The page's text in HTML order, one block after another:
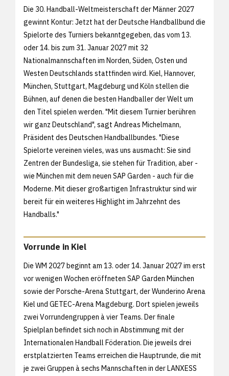
Die 30. Handball-Weltmeisterschaft der Männer 2027
gewinnt Kontur: Jetzt hat der Deutsche Handballbund die
Spielorte des Turniers bekanntgegeben, das vom 13.
oder 14. bis zum 31. Januar 2027 mit 32
Nationalmannschaften im Norden, Süden, Osten und
Westen Deutschlands stattfinden wird. Kiel, Hannover,
München, Stuttgart, Magdeburg und Köln stellen die
Bühnen, auf denen die besten Handballer der Welt um
den Titel spielen werden. "Mit diesem Turnier berühren
wir ganz Deutschland", sagt Andreas Michelmann,
Präsident des Deutschen Handballbundes. "Diese
Spielorte vereinen vieles, was uns ausmacht: Sie sind
Zentren der Bundesliga, sie stehen für Tradition, aber -
wie München mit dem neuen SAP Garden - auch für die
Moderne. Mit dieser großartigen Infrastruktur sind wir
bereit für ein weiteres Highlight im Jahrzehnt des
Handballs."
Vorrunde in Kiel
Die WM 2027 beginnt am 13. oder 14. Januar 2027 im erst
vor wenigen Wochen eröffneten SAP Garden München
sowie der Porsche-Arena Stuttgart, der Wunderino Arena
Kiel und GETEC-Arena Magdeburg. Dort spielen jeweils
zwei Vorrundengruppen à vier Teams. Der finale
Spielplan befindet sich noch in Abstimmung mit der
Internationalen Handball Föderation. Die jeweils drei
erstplatzierten Teams erreichen die Hauptrunde, die mit
je zwei Gruppen à sechs Mannschaften in der LANXESS